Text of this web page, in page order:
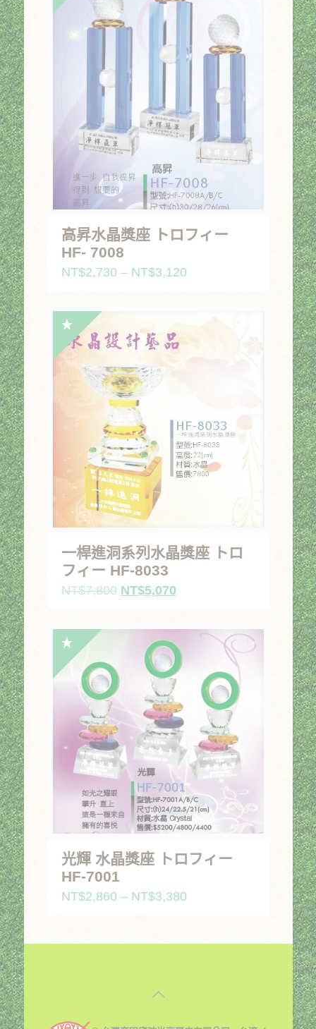
高昇水晶獎座 トロフィー
HF- 7008
NT$2,730 – NT$3,120價
圍：
一桿進洞系列水晶獎座 トロ
フィー HF-8033
NT$7,800 原
NT$7,800。
NT$5,070目
格：
NT$5,070。
光輝 水晶獎座 トロフィー
HF-7001
NT$2,860 – NT$3,380價
圍：